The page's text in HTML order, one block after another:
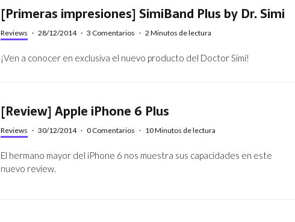
[Primeras impresiones] SimiBand Plus by Dr. Simi
Reviews · 28/12/2014 · 3 Comentarios · 2 Minutos de lectura
¡Ven a conocer en exclusiva el nuevo producto del Doctor Simi!
[Review] Apple iPhone 6 Plus
Reviews · 30/12/2014 · 0 Comentarios · 10 Minutos de lectura
El hermano mayor del iPhone 6 nos muestra sus capacidades en este
nuevo review.